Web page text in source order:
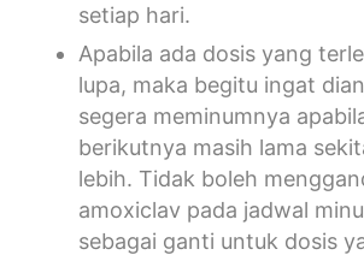
setiap hari.
Apabila ada dosis yang
lupa, maka begitu ingat
segera meminumnya
berikutnya masih lama
lebih. Tidak boleh
amoxiclav pada jadwal
sebagai ganti untuk dosis